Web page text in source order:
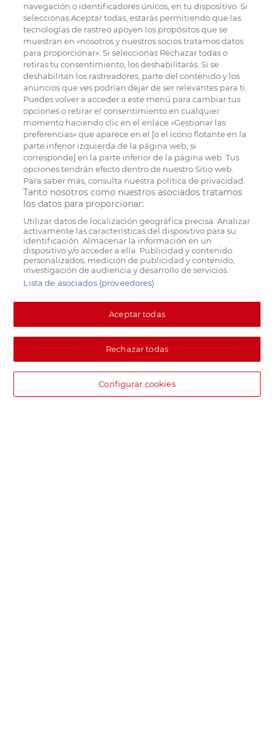
navegación o identificadores únicos, en tu dispositivo. Si
seleccionas Aceptar todas, estarás permitiendo que las
tecnologías de rastreo apoyen los propósitos que se
muestran en «nosotros y nuestros socios tratamos datos
para proporcionar». Si seleccionas Rechazar todas o
retiras tu consentimiento, los deshabilitarás. Si se
deshabilitan los rastreadores, parte del contenido y los
anuncios que ves podrían dejar de ser relevantes para ti.
Puedes volver a acceder a este menú para cambiar tus
opciones o retirar el consentimiento en cualquier
momento haciendo clic en el enlace «Gestionar las
preferencias» que aparece en el [o el ícono flotante en la
parte inferior izquierda de la página web, si
corresponde] en la parte inferior de la página web. Tus
opciones tendrán efecto dentro de nuestro Sitio web.
Para saber más, consulta nuestra política de privacidad.
Tanto nosotros como nuestros asociados tratamos
los datos para proporcionar:
Utilizar datos de localización geográfica precisa. Analizar
activamente las características del dispositivo para su
identificación. Almacenar la información en un
dispositivo y/o acceder a ella. Publicidad y contenido
personalizados, medición de publicidad y contenido,
investigación de audiencia y desarrollo de servicios.
Lista de asociados (proveedores)
Aceptar todas
Rechazar todas
Configurar cookies